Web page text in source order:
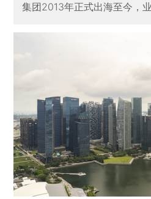
集团2013年正式出海至今，